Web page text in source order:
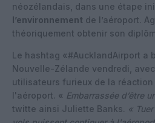
néozélandais, dans une étape
l’environnement de l’aéroport.
théoriquement obtenir son
Le hashtag «#AucklandAirport a
Nouvelle-Zélande vendredi,
utilisateurs furieux de la
l'aéroport. « Embarrassée d’être
twitte ainsi Juliette Banks. «